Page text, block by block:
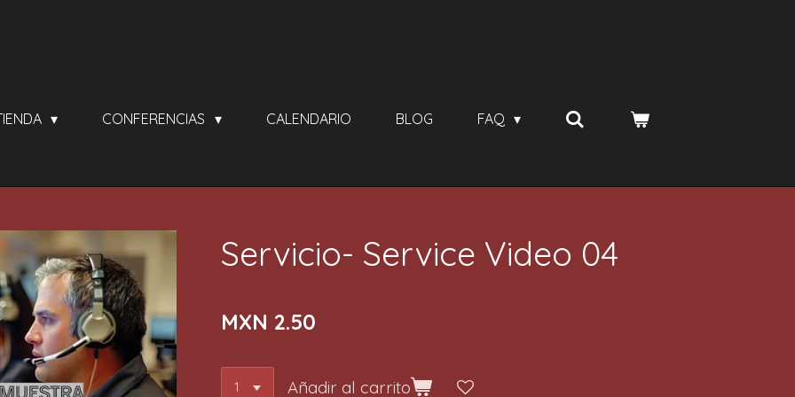
CONFERENCIAS CALENDARIO BLOG FAQ
Servicio- Service Video 04
MXN 2.50
Añadir al carrito